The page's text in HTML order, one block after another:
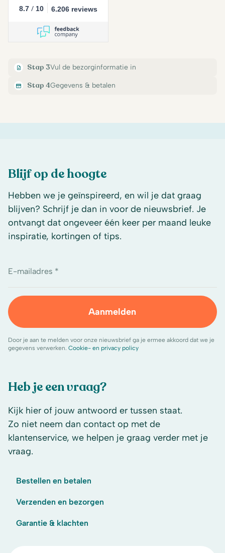
8.7 / 10 6.206 reviews
Stap 3Vul de bezorginformatie in
Stap 4Gegevens & betalen
Heb je een vraag?
Kijk hier of jouw antwoord er tussen staat.
Zo niet neem dan contact op met de
klantenservice, we helpen je graag verder met je
vraag.
Bestellen en betalen
Verzenden en bezorgen
Garantie & klachten
Blijf op de hoogte
Hebben we je geïnspireerd, en wil je dat graag
blijven? Schrijf je dan in voor de nieuwsbrief. Je
ontvangt dat ongeveer één keer per maand leuke
inspiratie, kortingen of tips.
E-mailadres *
Aanmelden
Door je aan te melden voor onze nieuwsbrief ga je ermee akkoord dat we je
gegevens verwerken. Cookie- en privacy policy